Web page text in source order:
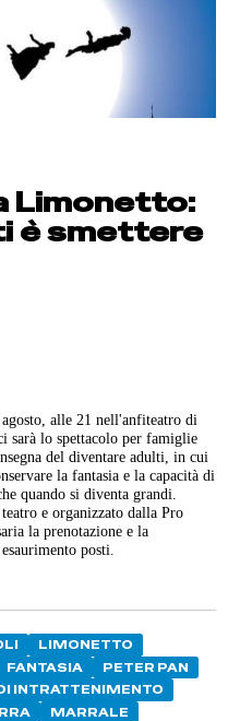
Limonetto:
è smettere
alle 21 nell'anfiteatro di
sarà lo spettacolo per famiglie
del diventare adulti, in cui
la fantasia e la capacità di
quando si diventa grandi.
e organizzato dalla Pro
la prenotazione e la
posti.
LIMONETTO
FANTASIA
PETER PAN
INTRATTENIMENTO
MARRALE